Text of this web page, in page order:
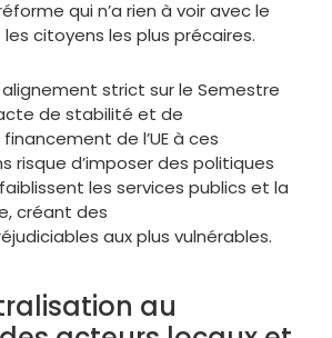
qui n’a rien à voir avec le
citoyens les plus précaires.
alignement strict sur le Semestre
de stabilité et de
de l’UE à ces
risque d’imposer des politiques
les services publics et la
créant des
aux plus vulnérables.
au